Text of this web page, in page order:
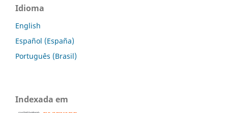
Idioma
English
Español (España)
Português (Brasil)
Indexada em